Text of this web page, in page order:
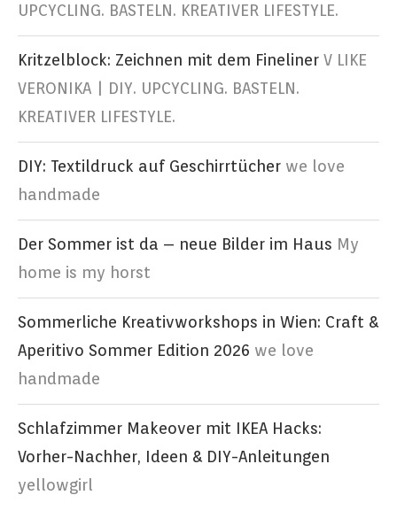
UPCYCLING. BASTELN. KREATIVER LIFESTYLE.
Kritzelblock: Zeichnen mit dem Fineliner V LIKE
VERONIKA | DIY. UPCYCLING. BASTELN.
KREATIVER LIFESTYLE.
DIY: Textildruck auf Geschirrtücher we love
handmade
Der Sommer ist da – neue Bilder im Haus My
home is my horst
Sommerliche Kreativworkshops in Wien: Craft &
Aperitivo Sommer Edition 2026 we love
handmade
Schlafzimmer Makeover mit IKEA Hacks:
Vorher-Nachher, Ideen & DIY-Anleitungen
yellowgirl